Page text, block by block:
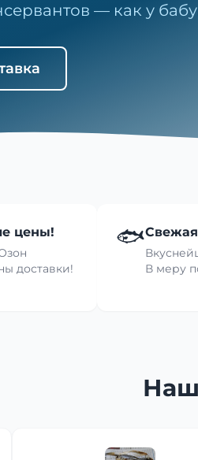
— как у
цены!
доставки!
🐟Свежая
В меру